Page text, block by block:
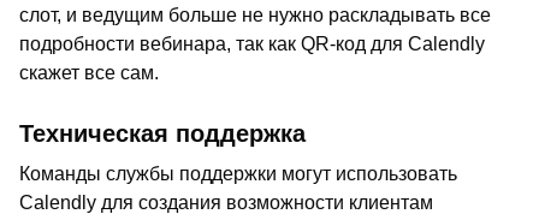
слот, и ведущим больше не нужно раскладывать все
подробности вебинара, так как QR-код для Calendly
скажет все сам.
Техническая поддержка
Команды службы поддержки могут использовать
Calendly для создания возможности клиентам